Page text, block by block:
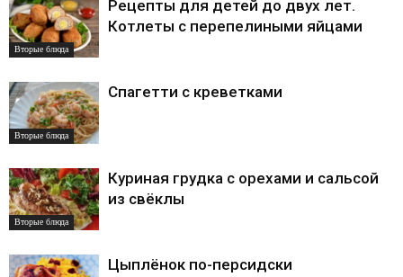
Вторые блюда
Рецепты для детей до двух лет.
Котлеты с перепелиными яйцами
Вторые блюда
Спагетти с креветками
Вторые блюда
Куриная грудка с орехами и сальсой
из свёклы
Цыплёнок по-персидски